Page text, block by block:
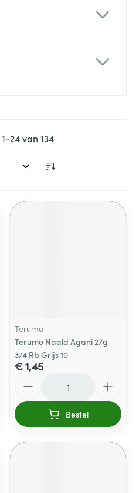
1-24van134
Terumo
Terumo Naald Agani 27g
3/4 Rb Grijs 10
€ 1,45
Bestel